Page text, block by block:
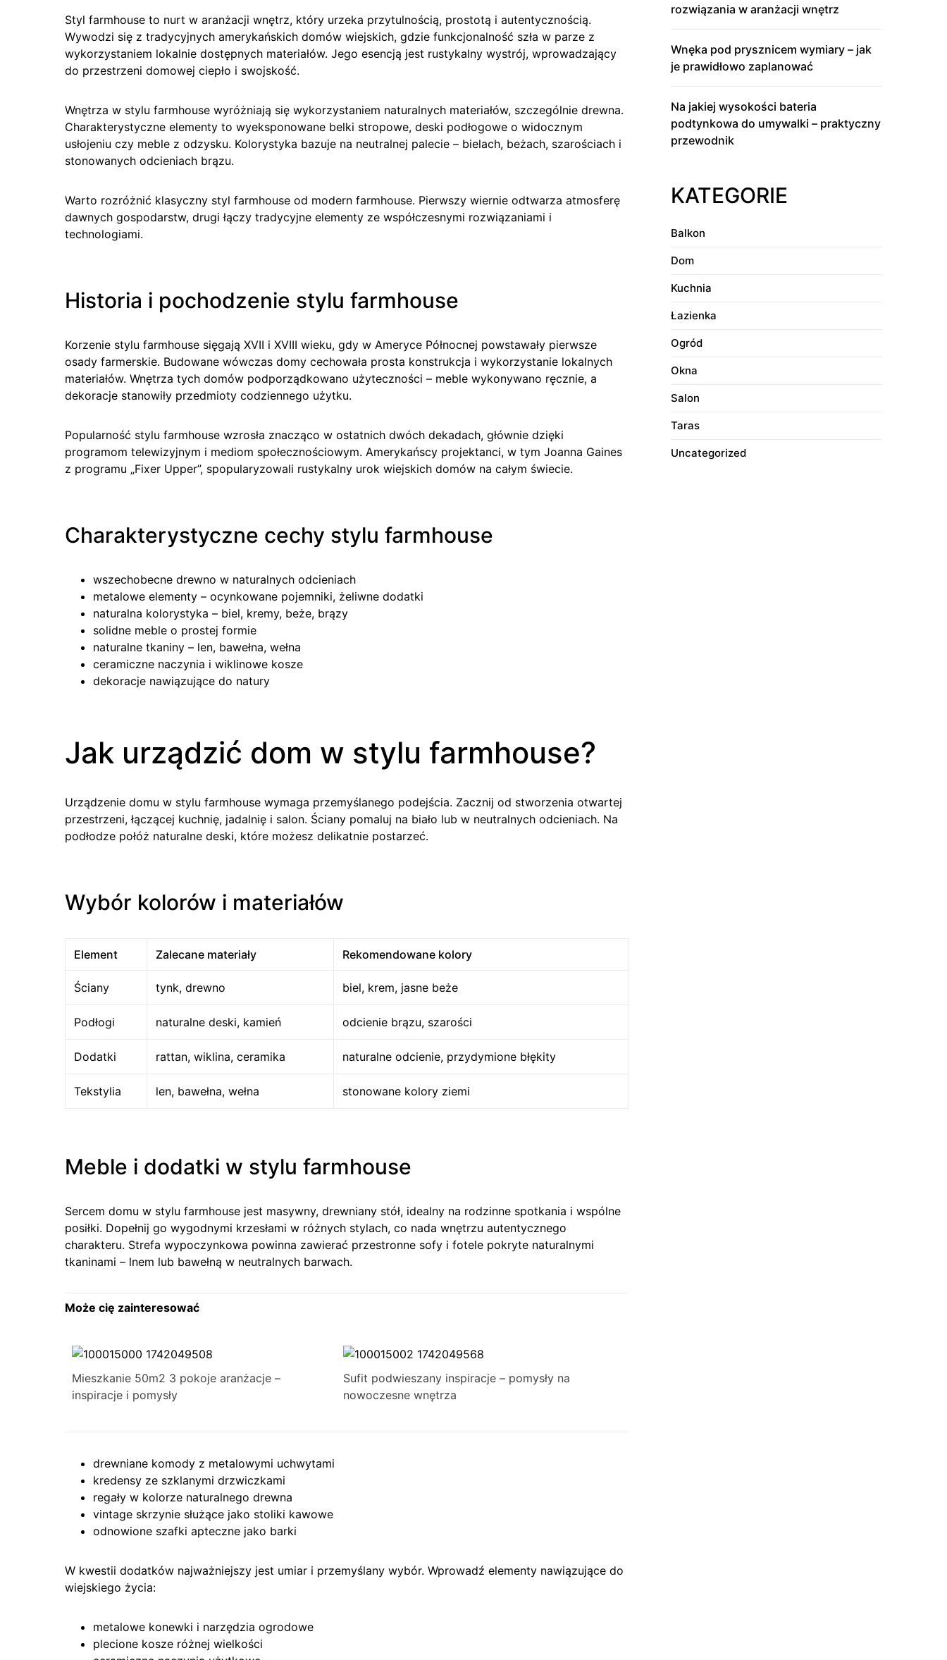
Styl farmhouse to nurt w aranżacji wnętrz, który urzeka przytulnością, prostotą i autentycznością.
Wywodzi się z tradycyjnych amerykańskich domów wiejskich, gdzie funkcjonalność szła w parze z
wykorzystaniem lokalnie dostępnych materiałów. Jego esencją jest rustykalny wystrój, wprowadzający
do przestrzeni domowej ciepło i swojskość.
Wnętrza w stylu farmhouse wyróżniają się wykorzystaniem naturalnych materiałów, szczególnie drewna.
Charakterystyczne elementy to wyeksponowane belki stropowe, deski podłogowe o widocznym
usłojeniu czy meble z odzysku. Kolorystyka bazuje na neutralnej palecie – bielach, beżach, szarościach i
stonowanych odcieniach brązu.
Warto rozróżnić klasyczny styl farmhouse od modern farmhouse. Pierwszy wiernie odtwarza atmosferę
dawnych gospodarstw, drugi łączy tradycyjne elementy ze współczesnymi rozwiązaniami i
technologiami.
Historia i pochodzenie stylu farmhouse
Korzenie stylu farmhouse sięgają XVII i XVIII wieku, gdy w Ameryce Północnej powstawały pierwsze
osady farmerskie. Budowane wówczas domy cechowała prosta konstrukcja i wykorzystanie lokalnych
materiałów. Wnętrza tych domów podporządkowano użyteczności – meble wykonywano ręcznie, a
dekoracje stanowiły przedmioty codziennego użytku.
Popularność stylu farmhouse wzrosła znacząco w ostatnich dwóch dekadach, głównie dzięki
programom telewizyjnym i mediom społecznościowym. Amerykańscy projektanci, w tym Joanna Gaines
z programu „Fixer Upper”, spopularyzowali rustykalny urok wiejskich domów na całym świecie.
Charakterystyczne cechy stylu farmhouse
wszechobecne drewno w naturalnych odcieniach
metalowe elementy – ocynkowane pojemniki, żeliwne dodatki
naturalna kolorystyka – biel, kremy, beże, brązy
solidne meble o prostej formie
naturalne tkaniny – len, bawełna, wełna
ceramiczne naczynia i wiklinowe kosze
dekoracje nawiązujące do natury
Jak urządzić dom w stylu farmhouse?
Urządzenie domu w stylu farmhouse wymaga przemyślanego podejścia. Zacznij od stworzenia otwartej
przestrzeni, łączącej kuchnię, jadalnię i salon. Ściany pomaluj na biało lub w neutralnych odcieniach. Na
podłodze połóż naturalne deski, które możesz delikatnie postarzeć.
Wybór kolorów i materiałów
Element Zalecane materiały Rekomendowane kolory
Ściany tynk, drewno biel, krem, jasne beże
Podłogi naturalne deski, kamień odcienie brązu, szarości
Dodatki rattan, wiklina, ceramika naturalne odcienie, przydymione błękity
Tekstylia len, bawełna, wełna stonowane kolory ziemi
Meble i dodatki w stylu farmhouse
Sercem domu w stylu farmhouse jest masywny, drewniany stół, idealny na rodzinne spotkania i wspólne
posiłki. Dopełnij go wygodnymi krzesłami w różnych stylach, co nada wnętrzu autentycznego
charakteru. Strefa wypoczynkowa powinna zawierać przestronne sofy i fotele pokryte naturalnymi
tkaninami – lnem lub bawełną w neutralnych barwach.
Może cię zainteresować
Mieszkanie 50m2 3 pokoje aranżacje –
inspiracje i pomysły
Sufit podwieszany inspiracje – pomysły na
nowoczesne wnętrza
drewniane komody z metalowymi uchwytami
kredensy ze szklanymi drzwiczkami
regały w kolorze naturalnego drewna
vintage skrzynie służące jako stoliki kawowe
odnowione szafki apteczne jako barki
W kwestii dodatków najważniejszy jest umiar i przemyślany wybór. Wprowadź elementy nawiązujące do
wiejskiego życia:
metalowe konewki i narzędzia ogrodowe
plecione kosze różnej wielkości
rozwiązania w aranżacji wnętrz
Wnęka pod prysznicem wymiary – jak
je prawidłowo zaplanować
Na jakiej wysokości bateria
podtynkowa do umywalki – praktyczny
przewodnik
KATEGORIE
Balkon
Dom
Kuchnia
Łazienka
Ogród
Okna
Salon
Taras
Uncategorized